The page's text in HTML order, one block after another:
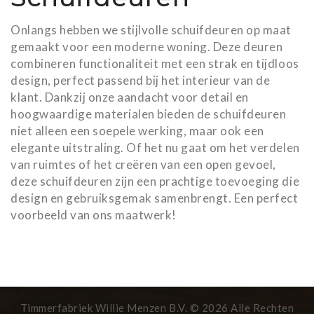
Onlangs hebben we stijlvolle schuifdeuren op maat
gemaakt voor een moderne woning. Deze deuren
combineren functionaliteit met een strak en tijdloos
design, perfect passend bij het interieur van de
klant. Dankzij onze aandacht voor detail en
hoogwaardige materialen bieden de schuifdeuren
niet alleen een soepele werking, maar ook een
elegante uitstraling. Of het nu gaat om het verdelen
van ruimtes of het creëren van een open gevoel,
deze schuifdeuren zijn een prachtige toevoeging die
design en gebruiksgemak samenbrengt. Een perfect
voorbeeld van ons maatwerk!
Timmerfabriek Willie Menzen B.V. © 2026 Alle Rechten